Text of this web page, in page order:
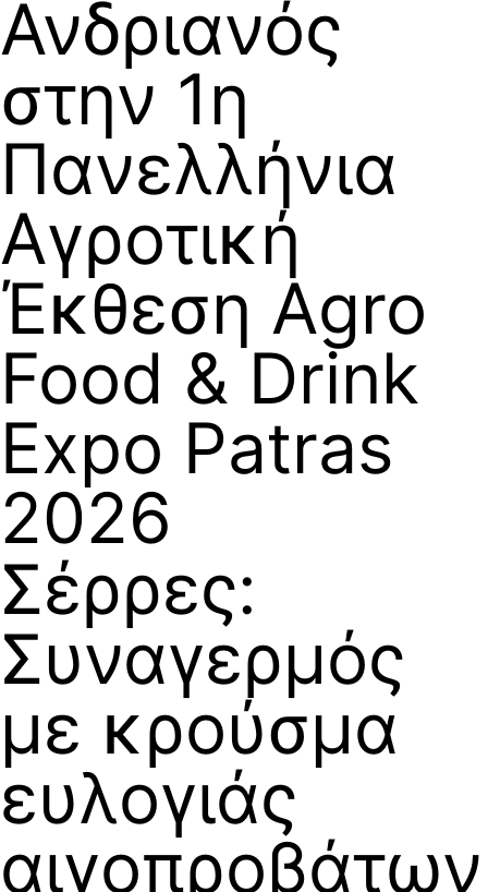
Ανδριανός
στην 1η
Πανελλήνια
Αγροτική
Έκθεση Agro
Food & Drink
Expo Patras
2026
Σέρρες:
Συναγερμός
με κρούσμα
ευλογιάς
αιγοπροβάτων